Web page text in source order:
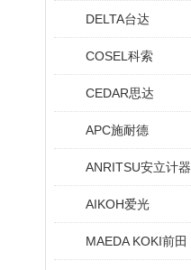
DELTA台达
COSEL科索
CEDAR思达
APC施耐德
ANRITSU安立计器
AIKOH爱光
MAEDA KOKI前田